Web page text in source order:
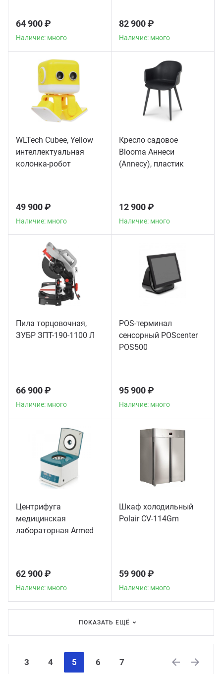
64 900 ₽
Наличие: много
82 900 ₽
Наличие: много
WLTech Cubee, Yellow
интеллектуальная
колонка-робот
49 900 ₽
Наличие: много
Кресло садовое
Blooma Аннеси
(Annecy), пластик
12 900 ₽
Наличие: много
Пила торцовочная,
ЗУБР ЗПТ-190-1100 Л
66 900 ₽
Наличие: много
POS-терминал
сенсорный POScenter
POS500
95 900 ₽
Наличие: много
Центрифуга
медицинская
лабораторная Armed
62 900 ₽
Наличие: много
Шкаф холодильный
Polair CV-114Gm
59 900 ₽
Наличие: много
ПОКАЗАТЬ ЕЩЁ
3 4 5 6
7